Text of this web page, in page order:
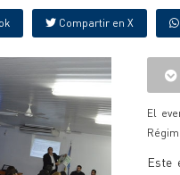
Compartir en X
El
Este